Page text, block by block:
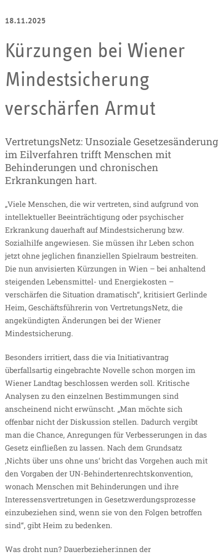
18.11.2025
Kürzungen bei Wiener
Mindestsicherung
verschärfen Armut
VertretungsNetz: Unsoziale Gesetzesänderung
im Eilverfahren trifft Menschen mit
Behinderungen und chronischen
Erkrankungen hart.
„Viele Menschen, die wir vertreten, sind aufgrund von
intellektueller Beeinträchtigung oder psychischer
Erkrankung dauerhaft auf Mindestsicherung bzw.
Sozialhilfe angewiesen. Sie müssen ihr Leben schon
jetzt ohne jeglichen finanziellen Spielraum bestreiten.
Die nun anvisierten Kürzungen in Wien – bei anhaltend
steigenden Lebensmittel- und Energiekosten –
verschärfen die Situation dramatisch“, kritisiert Gerlinde
Heim, Geschäftsführerin von VertretungsNetz, die
angekündigten Änderungen bei der Wiener
Mindestsicherung.
Besonders irritiert, dass die via Initiativantrag
überfallsartig eingebrachte Novelle schon morgen im
Wiener Landtag beschlossen werden soll. Kritische
Analysen zu den einzelnen Bestimmungen sind
anscheinend nicht erwünscht. „Man möchte sich
offenbar nicht der Diskussion stellen. Dadurch vergibt
man die Chance, Anregungen für Verbesserungen in das
Gesetz einfließen zu lassen. Nach dem Grundsatz
‚Nichts über uns ohne uns‘ bricht das Vorgehen auch mit
den Vorgaben der UN-Behindertenrechtskonvention,
wonach Menschen mit Behinderungen und ihre
Interessensvertretungen in Gesetzwerdungsprozesse
einzubeziehen sind, wenn sie von den Folgen betroffen
sind“, gibt Heim zu bedenken.
Was droht nun? Dauerbezieher:innen der